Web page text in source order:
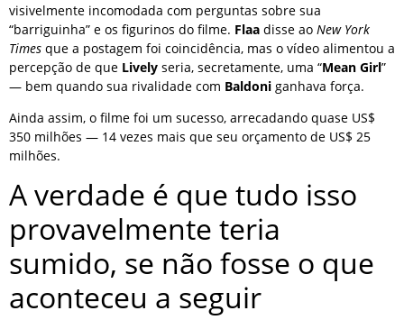
visivelmente incomodada com perguntas sobre sua
“barriguinha” e os figurinos do filme. Flaa disse ao New York
Times que a postagem foi coincidência, mas o vídeo alimentou a
percepção de que Lively seria, secretamente, uma “Mean Girl”
— bem quando sua rivalidade com Baldoni ganhava força.
Ainda assim, o filme foi um sucesso, arrecadando quase US$
350 milhões — 14 vezes mais que seu orçamento de US$ 25
milhões.
A verdade é que tudo isso
provavelmente teria
sumido, se não fosse o que
aconteceu a seguir